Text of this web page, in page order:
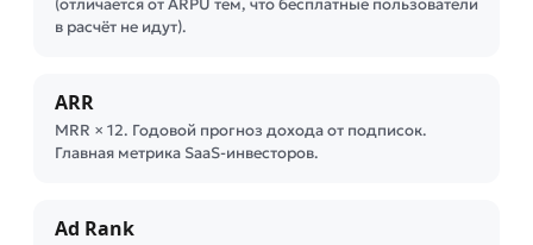
(отличается от ARPU тем, что бесплатные пользователи
в расчёт не идут).
ARR
MRR × 12. Годовой прогноз дохода от подписок.
Главная метрика SaaS-инвесторов.
Ad Rank